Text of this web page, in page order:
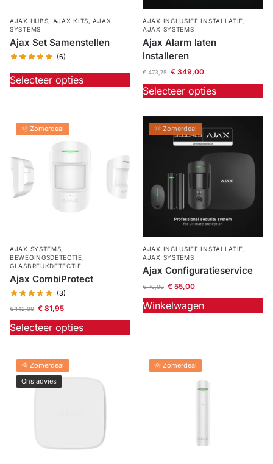
Outlet SALE
Help &
AJAX HUBS, AJAX KITS,AJAX
SYSTEMS
Ajax Set Samenstellen
(6)
Selecteer opties
AJAX INCLUSIEF INSTALLATIE,
AJAX SYSTEMS
Ajax Alarm laten
Installeren
€473,75 €349,00
Selecteer opties
🌞 Zomerdeal
AJAX SYSTEMS,
BEWEGINGSDETECTIE,
GLASBREUKDETECTIE
Ajax CombiProtect
(3)
€142,00 €81,95
Selecteer opties
🌞 Zomerdeal
AJAX INCLUSIEF INSTALLATIE,
AJAX SYSTEMS
Ajax Configuratieservice
€79,00 €55,00
Winkelwagen
🌞 Zomerdeal
Ons advies
🌞 Zomerdeal